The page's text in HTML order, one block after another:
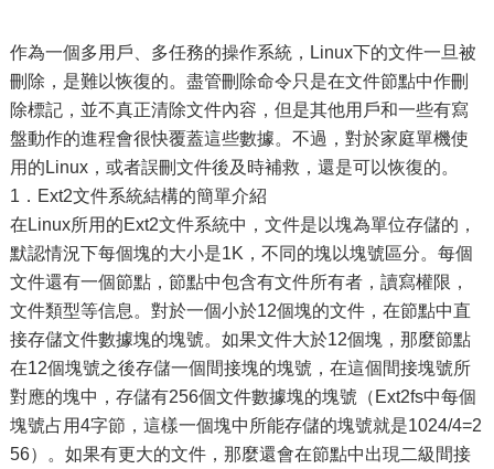
作為一個多用戶、多任務的操作系統，Linux下的文件一旦被
刪除，是難以恢復的。盡管刪除命令只是在文件節點中作刪
除標記，並不真正清除文件內容，但是其他用戶和一些有寫
盤動作的進程會很快覆蓋這些數據。不過，對於家庭單機使
用的Linux，或者誤刪文件後及時補救，還是可以恢復的。
1．Ext2文件系統結構的簡單介紹
在Linux所用的Ext2文件系統中，文件是以塊為單位存儲的，
默認情況下每個塊的大小是1K，不同的塊以塊號區分。每個
文件還有一個節點，節點中包含有文件所有者，讀寫權限，
文件類型等信息。對於一個小於12個塊的文件，在節點中直
接存儲文件數據塊的塊號。如果文件大於12個塊，那麼節點
在12個塊號之後存儲一個間接塊的塊號，在這個間接塊號所
對應的塊中，存儲有256個文件數據塊的塊號（Ext2fs中每個
塊號占用4字節，這樣一個塊中所能存儲的塊號就是1024/4=2
56）。如果有更大的文件，那麼還會在節點中出現二級間接